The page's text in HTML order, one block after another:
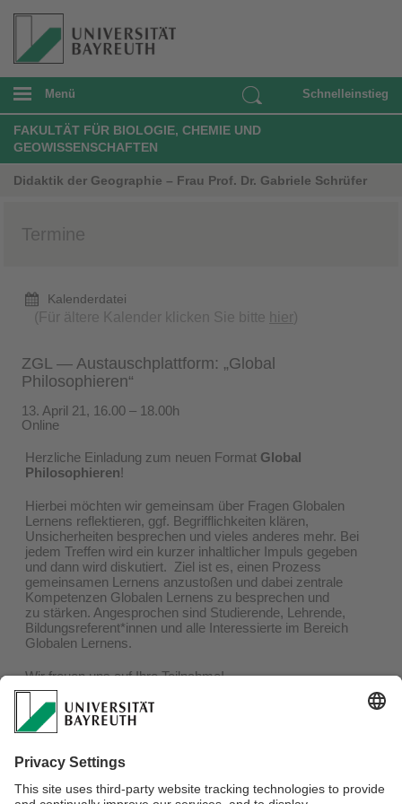
Menü Schnelleinstieg
FAKULTÄT FÜR BIOLOGIE, CHEMIE UND
GEOWISSENSCHAFTEN
Didaktik der Geographie – Frau Prof. Dr. Gabriele Schrüfer
Termine
Kalenderdatei
(Für ältere Kalender klicken Sie bitte hier)
ZGL — Austauschplattform: „Global
Philosophieren“
13. April 21, 16.00 – 18.00h
Online
Herzliche Einladung zum neuen Format Global
Philosophieren!
Hierbei möchten wir gemeinsam über Fragen Globalen
Lernens reflektieren, ggf. Begrifflichkeiten klären,
Unsicherheiten besprechen und vieles anderes mehr. Bei
jedem Treffen wird ein kurzer inhaltlicher Impuls gegeben
und dann wird diskutiert. Ziel ist es, einen Prozess
gemeinsamen Lernens anzustoßen und dabei zentrale
Kompetenzen Globalen Lernens zu besprechen und
zu stärken. Angesprochen sind Studierende, Lehrende,
Bildungsreferent*innen und alle Interessierte im Bereich
Globalen Lernens.
Wir freuen uns auf Ihre Teilnahme!
1.Termin: 13.04.21 von 16.00-18.00h – weitere Termine
werden gemeinsam festgelegt.
Anmeldung bis zum 10.04.21 bei
bayreuth.de
Der Zoom-Link wird kurz vor der Veranstaltung versendet.